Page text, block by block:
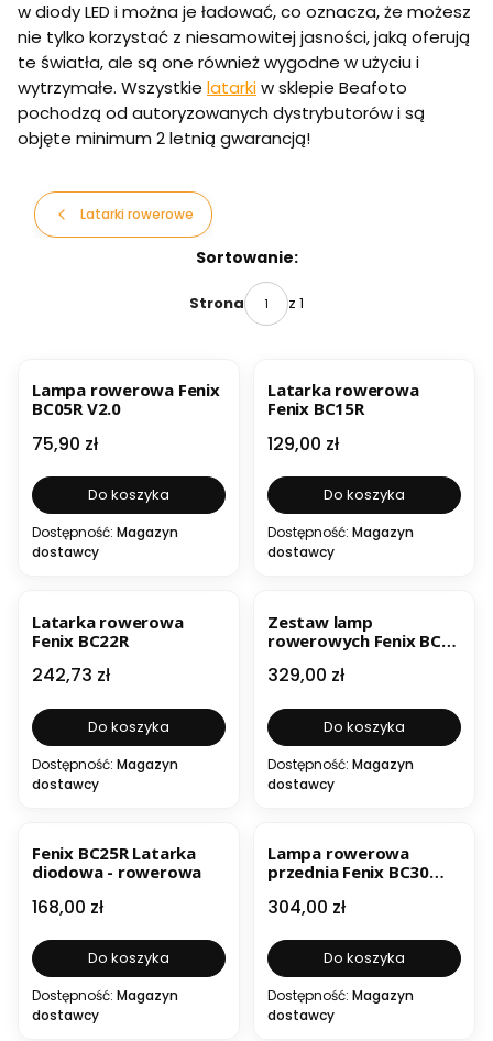
w diody LED i można je ładować, co oznacza, że możesz
nie tylko korzystać z niesamowitej jasności, jaką oferują
te światła, ale są one również wygodne w użyciu i
wytrzymałe. Wszystkie latarkiw sklepie Beafoto
pochodzą od autoryzowanych dystrybutorów i są
objęte minimum 2 letnią gwarancją!
Latarki rowerowe
Sortowanie:
Strona z 1
Lampa rowerowa Fenix
BC05R V2.0
Cena
75,90 zł
Do koszyka
Dostępność: Magazyn
dostawcy
Latarka rowerowa
Fenix BC15R
Cena
129,00 zł
Do koszyka
Dostępność: Magazyn
dostawcy
Latarka rowerowa
Fenix BC22R
Cena
242,73 zł
Do koszyka
Dostępność: Magazyn
dostawcy
Zestaw lamp
rowerowych Fenix BC30
GRATIS
Cena
329,00 zł
Do koszyka
Dostępność: Magazyn
dostawcy
Fenix BC25R Latarka
diodowa - rowerowa
Cena
168,00 zł
Do koszyka
Dostępność: Magazyn
dostawcy
Lampa rowerowa
przednia Fenix BC30
Cena
304,00 zł
Do koszyka
Dostępność: Magazyn
dostawcy